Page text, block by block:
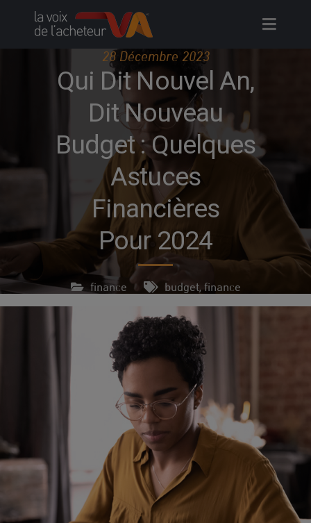
28 Décembre 2023
Qui Dit Nouvel An,
Dit Nouveau
Budget : Quelques
Astuces
Financières
Pour 2024
finance budget, finance